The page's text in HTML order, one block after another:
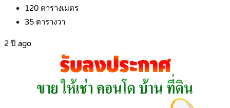
120 ตารางเมตร
35 ตารางวา
2 ปี ago